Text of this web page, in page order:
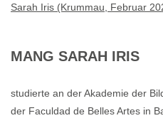
Sarah Iris (Krummau, Februar
MANG SARAH IRIS
studierte an der Akademie der
der Faculdad de Belles Artes in